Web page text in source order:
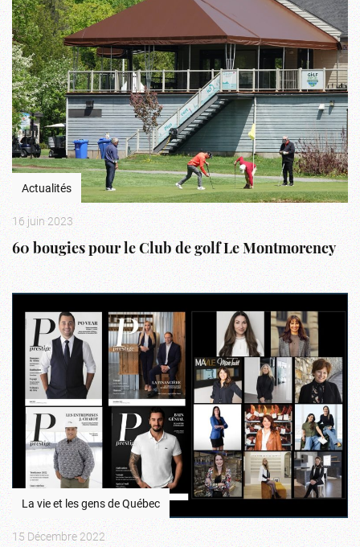
Actualités
16 juin 2023
60 bougies pour le Club de golf Le Montmorency
La vie et les gens de Québec
15 Décembre 2022